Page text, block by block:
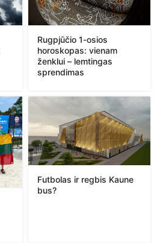
Rugpjūčio 1-osios
horoskopas: vienam
ženklui – lemtingas
sprendimas
Futbolas ir regbis Kaune
bus?